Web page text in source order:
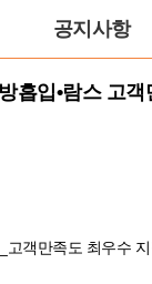
공지사항
흡입•람스 고